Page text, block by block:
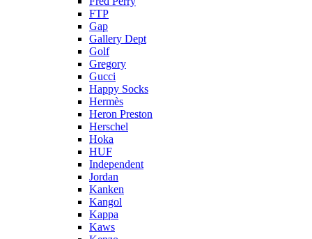
FTP
Gap
Gallery Dept
Golf
Gregory
Gucci
Happy Socks
Hermès
Heron Preston
Hersсhel
Hoka
HUF
Independent
Jordan
Kanken
Kangol
Kappa
Kaws